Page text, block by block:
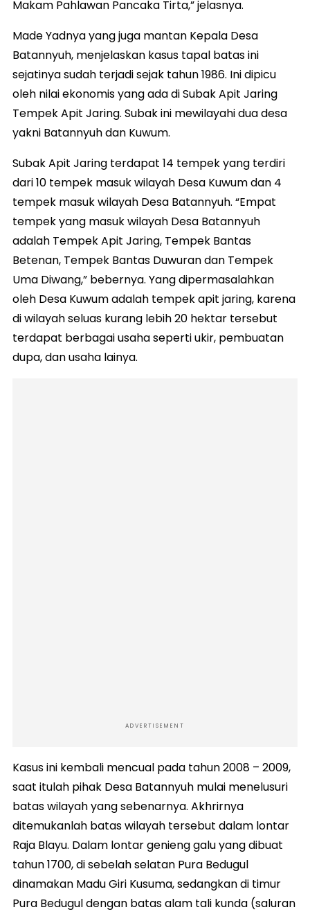
Makam Pahlawan Pancaka Tirta,” jelasnya.
Made Yadnya yang juga mantan Kepala Desa
Batannyuh, menjelaskan kasus tapal batas ini
sejatinya sudah terjadi sejak tahun 1986. Ini dipicu
oleh nilai ekonomis yang ada di Subak Apit Jaring
Tempek Apit Jaring. Subak ini mewilayahi dua desa
yakni Batannyuh dan Kuwum.
Subak Apit Jaring terdapat 14 tempek yang terdiri
dari 10 tempek masuk wilayah Desa Kuwum dan 4
tempek masuk wilayah Desa Batannyuh. “Empat
tempek yang masuk wilayah Desa Batannyuh
adalah Tempek Apit Jaring, Tempek Bantas
Betenan, Tempek Bantas Duwuran dan Tempek
Uma Diwang,” bebernya. Yang dipermasalahkan
oleh Desa Kuwum adalah tempek apit jaring, karena
di wilayah seluas kurang lebih 20 hektar tersebut
terdapat berbagai usaha seperti ukir, pembuatan
dupa, dan usaha lainya.
ADVERTISEMENT
Kasus ini kembali mencual pada tahun 2008 – 2009,
saat itulah pihak Desa Batannyuh mulai menelusuri
batas wilayah yang sebenarnya. Akhrirnya
ditemukanlah batas wilayah tersebut dalam lontar
Raja Blayu. Dalam lontar genieng galu yang dibuat
tahun 1700, di sebelah selatan Pura Bedugul
dinamakan Madu Giri Kusuma, sedangkan di timur
Pura Bedugul dengan batas alam tali kunda (saluran